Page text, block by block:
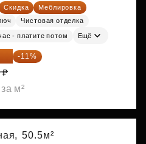
Скидка
Меблировка
Чистовая отделка
- платите потом Ещё
₽ -11%
₽
м²
50.5м²